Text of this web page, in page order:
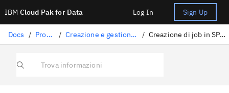
IBM Cloud Pak for Data Log In Sign Up
Docs / Progetti / Creazione e gestione di lavori / Creazione di job in SPSS Modeler
Trova informazioni